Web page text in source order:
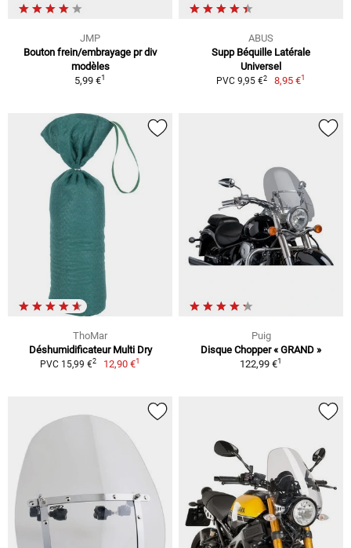
JMP
Bouton frein/embrayage pr div
modèles
5,99 €1
ABUS
Supp Béquille Latérale
Universel
PVC 9,95 €2 8,95 €1
ThoMar
Déshumidificateur Multi Dry
PVC 15,99 €2 12,90 €1
Puig
Disque Chopper « GRAND »
122,99 €1